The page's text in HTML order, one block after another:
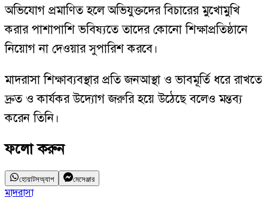
অভিযোগ প্রমাণিত হলে অভিযুক্তদের বিচারের মুখোমুখি
করার পাশাপাশি ভবিষ্যতে তাদের কোনো শিক্ষাপ্রতিষ্ঠানে
নিয়োগ না দেওয়ার সুপারিশ করবে।
মাদরাসা শিক্ষাব্যবস্থার প্রতি জনআস্থা ও ভাবমূর্তি ধরে রাখতে
দ্রুত ও কার্যকর উদ্যোগ জরুরি হয়ে উঠেছে বলেও মন্তব্য
করেন তিনি।
ফলো করুন
হোয়াটসঅ্যাপ মেসেঞ্জার
মাদরাসা